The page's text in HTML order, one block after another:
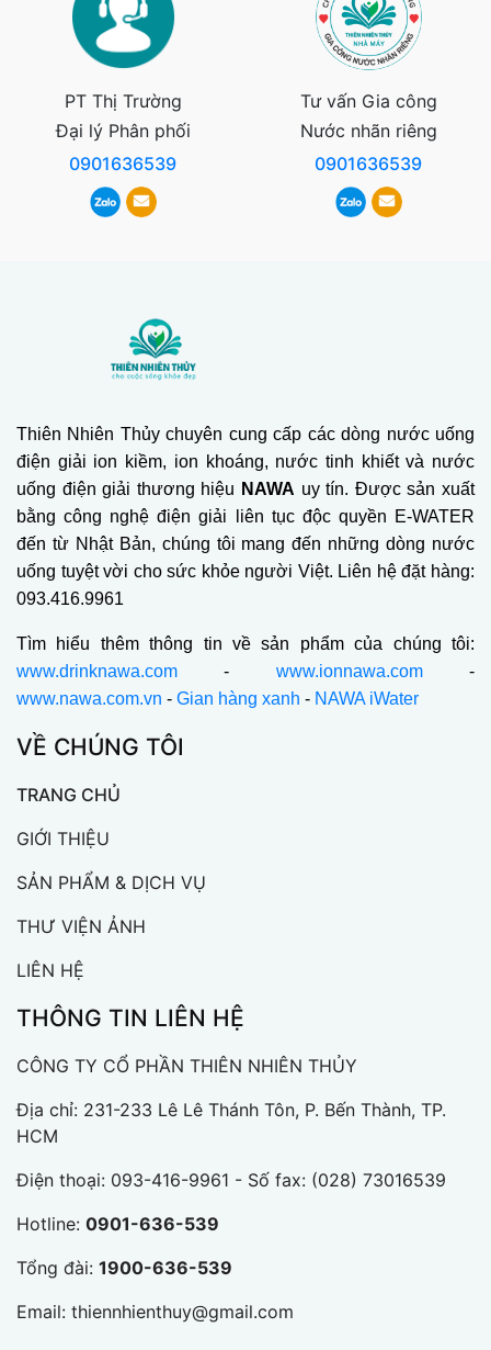
PT Thị Trường
Đại lý Phân phối
0901636539
Tư vấn Gia công
Nước nhãn riêng
0901636539
Thiên Nhiên Thủy chuyên cung cấp các dòng nước uống
điện giải ion kiềm, ion khoáng, nước tinh khiết và nước
uống điện giải thương hiệu NAWA uy tín. Được sản xuất
bằng công nghệ điện giải liên tục độc quyền E-WATER
đến từ Nhật Bản, chúng tôi mang đến những dòng nước
uống tuyệt vời cho sức khỏe người Việt. Liên hệ đặt hàng:
093.416.9961
Tìm hiểu thêm thông tin về sản phẩm của chúng tôi:
www.drinknawa.com - www.ionnawa.com-
www.nawa.com.vn - Gian hàng xanh - NAWA iWater
VỀ CHÚNG TÔI
TRANG CHỦ
GIỚI THIỆU
SẢN PHẨM & DỊCH VỤ
THƯ VIỆN ẢNH
LIÊN HỆ
THÔNG TIN LIÊN HỆ
CÔNG TY CỔ PHẦN THIÊN NHIÊN THỦY
Địa chỉ: 231-233 Lê Lê Thánh Tôn, P. Bến Thành, TP.
HCM
Điện thoại: 093-416-9961 - Số fax: (028) 73016539
Hotline: 0901-636-539
Tổng đài: 1900-636-539
Email: thiennhienthuy@gmail.com